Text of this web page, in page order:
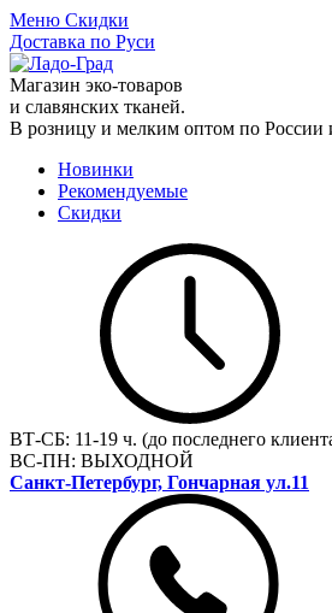
Меню Скидки
Доставка по Руси
Магазин эко-товаров
и славянских тканей.
В розницу и мелким оптом по России
Новинки
Рекомендуемые
Скидки
ВТ-СБ: 11-19 ч. (до последнего
ВС-ПН: ВЫХОДНОЙ
Санкт-Петербург, Гончарная ул.11